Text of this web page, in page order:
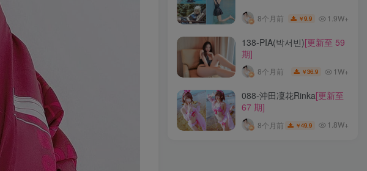
8个月前 ￥9.9 1.9W+
138-PIA(박서빈)[更新至 59
期]
8个月前 ￥36.9 1W+
088-沖田凜花Rinka[更新至
67 期]
8个月前 ￥49.9 1.8W+
期]
期]